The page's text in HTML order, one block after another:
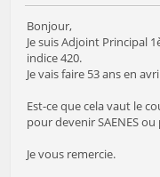
Bonjour,
Je suis Adjoint Principal
indice 420.
Je vais faire 53 ans en
Est-ce que cela vaut le
pour devenir SAENES ou
Je vous remercie.